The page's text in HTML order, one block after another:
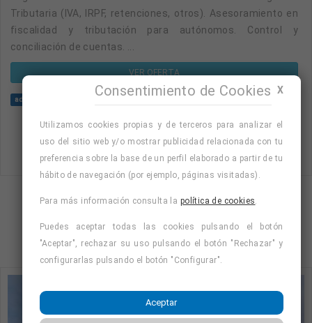
Tributaria (IVA, IRPF, retenciones, otros). Asesoramiento en
fiscalidad y tributación para autónomos. Control y
conciliación de cuentas. ...
VER OFERTA
administrativo contable
Mostrando página 1 de 5 (Total 19)
3 4
X
Consentimiento de Cookies
Utilizamos cookies propias y de terceros para analizar el
uso del sitio web y/o mostrar publicidad relacionada con tu
preferencia sobre la base de un perfil elaborado a partir de tu
hábito de navegación (por ejemplo, páginas visitadas).
Para más información consulta la política de cookies
Puedes aceptar todas las cookies pulsando el botón
"Aceptar", rechazar su uso pulsando el botón "Rechazar" y
configurarlas pulsando el botón "Configurar".
Aceptar